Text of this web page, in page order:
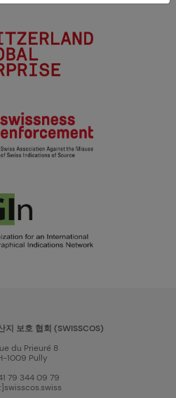
지 보호 협회 (SWISSCOS)
du Prieuré 8
1009 Pully
79 344 09 79